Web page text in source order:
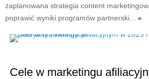
zaplanowana strategia content
poprawić wyniki programów partnerski... »
Cele w marketingu